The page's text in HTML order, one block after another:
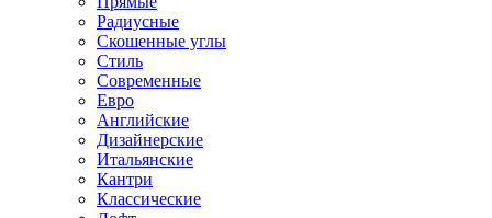
Радиусные
Скошенные углы
Стиль
Современные
Евро
Английские
Дизайнерские
Итальянские
Кантри
Классические